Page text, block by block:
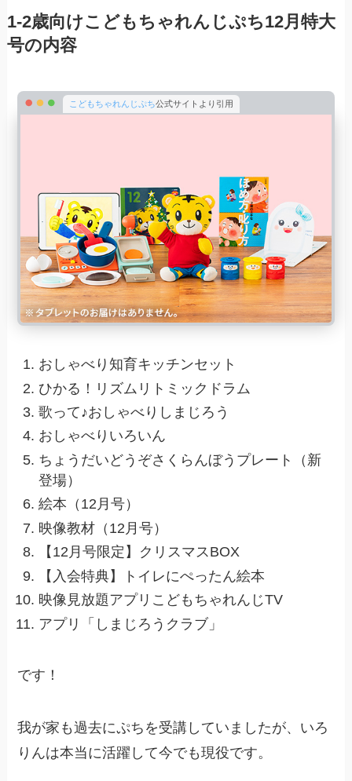
1-2歳向けこどもちゃれんじぷち12月特大
号の内容
こどもちゃれんじぷち公式サイトより引用
おしゃべり知育キッチンセット
ひかる！リズムリトミックドラム
歌って♪おしゃべりしまじろう
おしゃべりいろいん
ちょうだいどうぞさくらんぼうプレート（新
登場）
絵本（12月号）
映像教材（12月号）
【12月号限定】クリスマスBOX
【入会特典】トイレにぺったん絵本
映像見放題アプリこどもちゃれんじTV
アプリ「しまじろうクラブ」
です！
我が家も過去にぷちを受講していましたが、いろ
りんは本当に活躍して今でも現役です。